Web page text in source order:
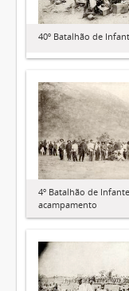
40º Batalhão de
4º Batalhão de
acampamento